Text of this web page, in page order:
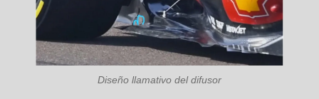
Diseño llamativo del difusor